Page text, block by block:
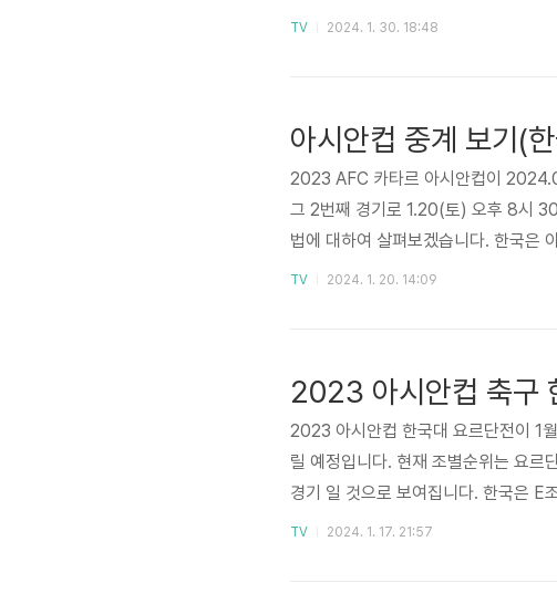
카타르에서 열리는 AFC 아시안컵은
TV 2024. 1. 30. 18:48
아시안컵 중계 보기(
2023 AFC 카타르 아시안컵이
그 2번째 경기로 1.20(토) 오후 8시
법에 대하여 살펴보겠습니다. 한국은
다. 한국과 요르단은 모두 1승을 하고
TV 2024. 1. 20. 14:09
2023 아시안컵 한국대 요르단전이 1
릴 예정입니다. 현재 조별순위는 요르
경기 일 것으로 보여집니다. 한국은 E
3:1로 승리했으며 2024년 1월 20일(
TV 2024. 1. 17. 21:57